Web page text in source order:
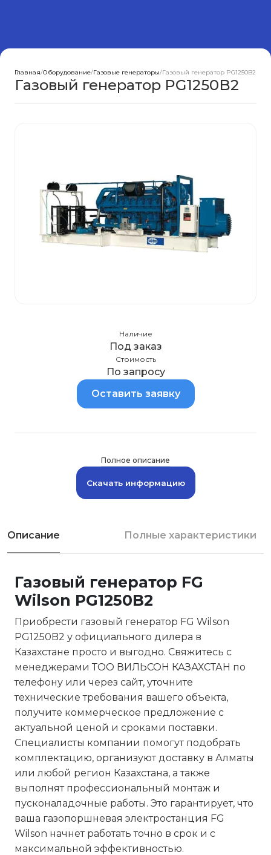
Главная/Оборудование/Газовые генераторы/Газовый генератор PG1250B2
Газовый генератор PG1250B2
Наличие
Под заказ
Стоимость
По запросу
Оставить заявку
Полное описание
Скачать информацию
Описание Полные характеристики
Газовый генератор FG
Wilson PG1250B2
Приобрести газовый генератор FG Wilson
PG1250B2 у официального дилера в
Казахстане просто и выгодно. Свяжитесь с
менеджерами ТОО ВИЛЬСОН КАЗАХСТАН по
телефону или через сайт, уточните
технические требования вашего объекта,
получите коммерческое предложение с
актуальной ценой и сроками поставки.
Специалисты компании помогут подобрать
комплектацию, организуют доставку в Алматы
или любой регион Казахстана, а также
выполнят профессиональный монтаж и
пусконаладочные работы. Это гарантирует, что
ваша газопоршневая электростанция FG
Wilson начнет работать точно в срок и с
максимальной эффективностью.